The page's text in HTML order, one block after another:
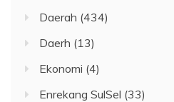
Daerah (434)
Daerh (13)
Ekonomi (4)
Enrekang SulSel (33)